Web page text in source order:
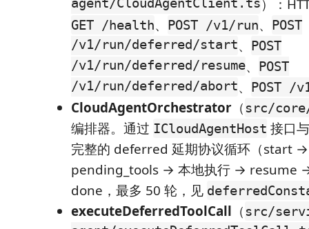
agent/CloudAgentClient.ts）：
GET /health、 POST /v1/run、 POST
/v1/run/deferred/start、 POST
/v1/run/deferred/resume、 POST
/v1/run/deferred/abort、 POST /
CloudAgentOrchestrator （ src/
编排器。通过 ICloudAgentHost 接口
完整的 deferred 延期协议循环（start
pending_tools → 本地执行 → resume
done，最多 50 轮，见
executeDeferredToolCall （ src/